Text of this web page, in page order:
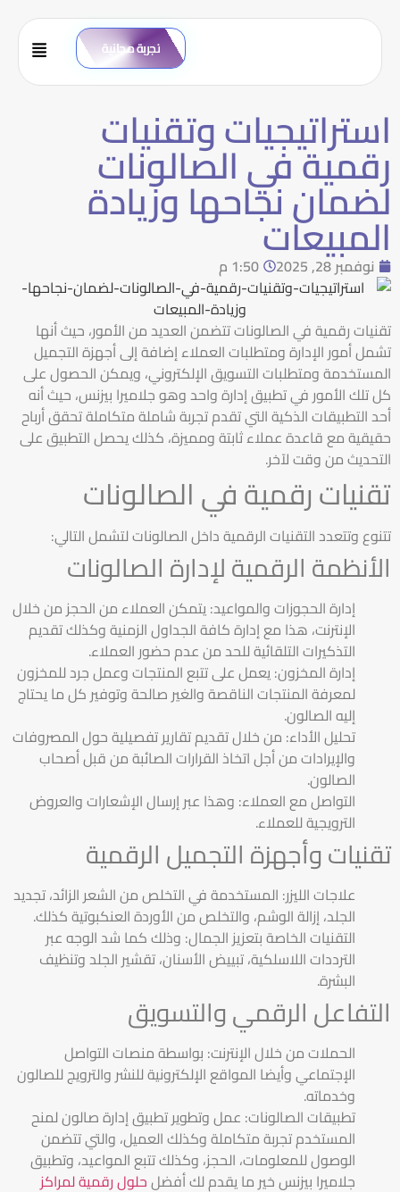
تجربة مجانية
استراتيجيات وتقنيات
رقمية في الصالونات
لضمان نجاحها وزيادة
المبيعات
نوفمبر 28, 2025 1:50 م
تقنيات رقمية في الصالونات تتضمن العديد من الأمور، حيث أنها
تشمل أمور الإدارة ومتطلبات العملاء إضافة إلى أجهزة التجميل
المستخدمة ومتطلبات التسويق الإلكتروني، ويمكن الحصول على
كل تلك الأمور في تطبيق إدارة واحد وهو جلاميرا بيزنس، حيث أنه
أحد التطبيقات الذكية التي تقدم تجربة شاملة متكاملة تحقق أرباح
حقيقية مع قاعدة عملاء ثابتة ومميزة، كذلك يحصل التطبيق على
التحديث من وقت لآخر.
تقنيات رقمية في الصالونات
تتنوع وتتعدد التقنيات الرقمية داخل الصالونات لتشمل التالي:
الأنظمة الرقمية لإدارة الصالونات
إدارة الحجوزات والمواعيد: يتمكن العملاء من الحجز من خلال
الإنترنت، هذا مع إدارة كافة الجداول الزمنية وكذلك تقديم
التذكيرات التلقائية للحد من عدم حضور العملاء.
إدارة المخزون: يعمل على تتبع المنتجات وعمل جرد للمخزون
لمعرفة المنتجات الناقصة والغير صالحة وتوفير كل ما يحتاج
إليه الصالون.
تحليل الأداء: من خلال تقديم تقارير تفصيلية حول المصروفات
والإيرادات من أجل اتخاذ القرارات الصائبة من قبل أصحاب
الصالون.
التواصل مع العملاء: وهذا عبر إرسال الإشعارات والعروض
الترويجية للعملاء.
تقنيات وأجهزة التجميل الرقمية
علاجات الليزر: المستخدمة في التخلص من الشعر الزائد، تجديد
الجلد، إزالة الوشم، والتخلص من الأوردة العنكبوتية كذلك.
التقنيات الخاصة بتعزيز الجمال: وذلك كما شد الوجه عبر
الترددات اللاسلكية، تبييض الأسنان، تقشير الجلد وتنظيف
البشرة.
التفاعل الرقمي والتسويق
الحملات من خلال الإنترنت: بواسطة منصات التواصل
الإجتماعي وأيضا المواقع الإلكترونية للنشر والترويج للصالون
وخدماته.
تطبيقات الصالونات: عمل وتطوير تطبيق إدارة صالون لمنح
المستخدم تجربة متكاملة وكذلك العميل، والتي تتضمن
الوصول للمعلومات، الحجز، وكذلك تتبع المواعيد، وتطبيق
جلاميرا بيزنس خير ما يقدم لك أفضلحلول رقمية لمراكز